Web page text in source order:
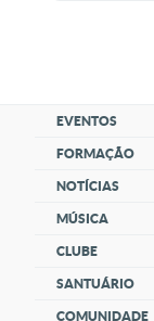
EVENTOS
FORMAÇÃO
NOTÍCIAS
MÚSICA
CLUBE
SANTUÁRIO
COMUNIDADE